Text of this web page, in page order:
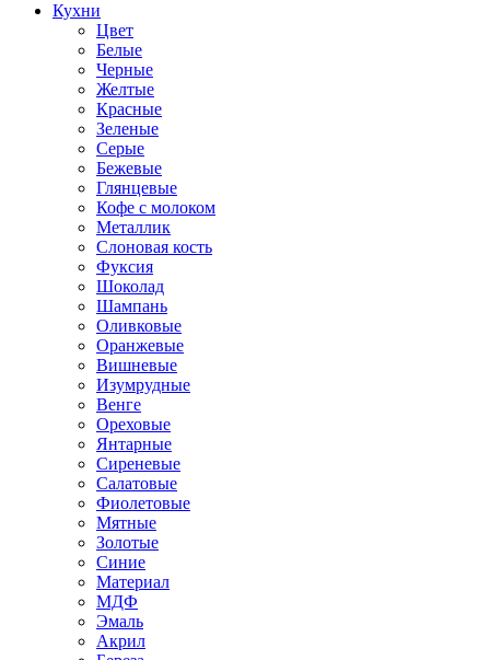
Кухни
Цвет
Белые
Черные
Желтые
Красные
Зеленые
Серые
Бежевые
Глянцевые
Кофе с молоком
Металлик
Слоновая кость
Фуксия
Шоколад
Шампань
Оливковые
Оранжевые
Вишневые
Изумрудные
Венге
Ореховые
Янтарные
Сиреневые
Салатовые
Фиолетовые
Мятные
Золотые
Синие
Материал
МДФ
Эмаль
Акрил